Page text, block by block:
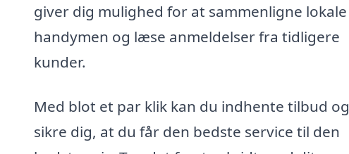
giver dig mulighed for at sammenligne lokale
handymen og læse anmeldelser fra tidligere
kunder.
Med blot et par klik kan du indhente tilbud og
sikre dig, at du får den bedste service til den